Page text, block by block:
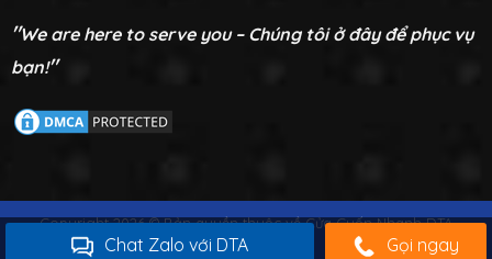
"We are here to serve you – Chúng tôi ở đây để phục vụ
bạn!"
Copyright 2026 © Bản quyền thuộc về Cửa Cuốn Nhanh DTA
DOOR
Chat Zalo với DTA Gọi ngay